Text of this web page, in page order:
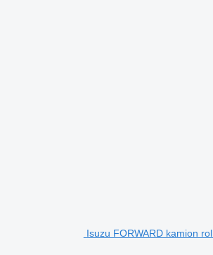
Isuzu FORWARD kamion